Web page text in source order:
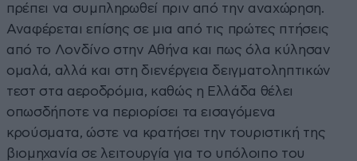
πρέπει να συμπληρωθεί πριν από την αναχώρηση.
Αναφέρεται επίσης σε μια από τις πρώτες πτήσεις
από το Λονδίνο στην Αθήνα και πως όλα κύλησαν
ομαλά, αλλά και στη διενέργεια δειγματοληπτικών
τεστ στα αεροδρόμια, καθώς η Ελλάδα θέλει
οπωσδήποτε να περιορίσει τα εισαγόμενα
κρούσματα, ώστε να κρατήσει την τουριστική της
βιομηχανία σε λειτουργία για το υπόλοιπο του